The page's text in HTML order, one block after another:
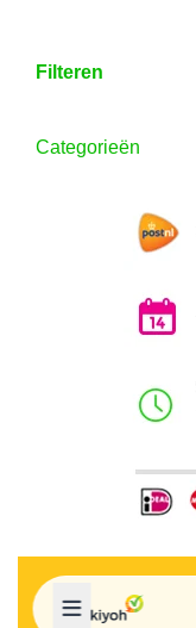
Filteren
Categorieën